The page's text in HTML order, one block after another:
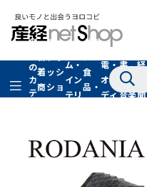
全
の
カ
テ
着
商
品
フ
ッ
シ
ョ
フ
ァ
シ
ョ
ン
ム・
イン
テリ
グル
食
品・
ドリ
家
電・
オー
ディ
書
籍・
音楽
経
聞